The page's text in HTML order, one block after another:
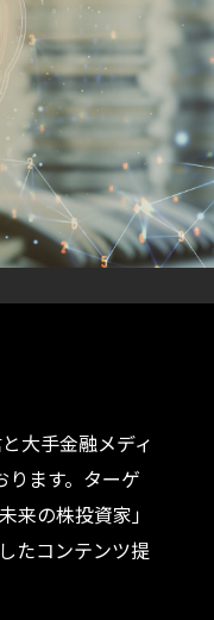
大手金融メディ
ます。ターゲ
来の株投資家」
たコンテンツ提